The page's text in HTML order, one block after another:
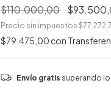
$110.000,00
Precio sin impuestos
$79.475,00 con
Envío gratis superando